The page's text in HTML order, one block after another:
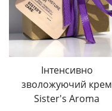
Інтенсивно
зволожуючий крем
Sister's Aroma